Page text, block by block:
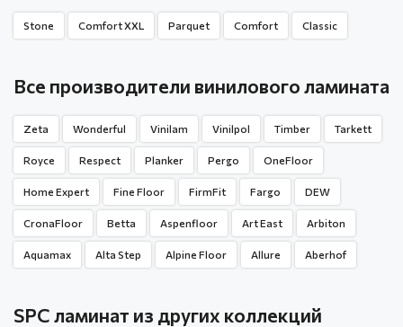
Stone Comfort XXL Parquet Comfort Classic
Все производители винилового ламината
Zeta Wonderful Vinilam Vinilpol Timber Tarkett
Royce Respect Planker Pergo OneFloor
Home Expert Fine Floor FirmFit Fargo DEW
CronaFloor Betta Aspenfloor Art East Arbiton
Aquamax Alta Step Alpine Floor Allure Aberhof
SPC ламинат из других коллекций